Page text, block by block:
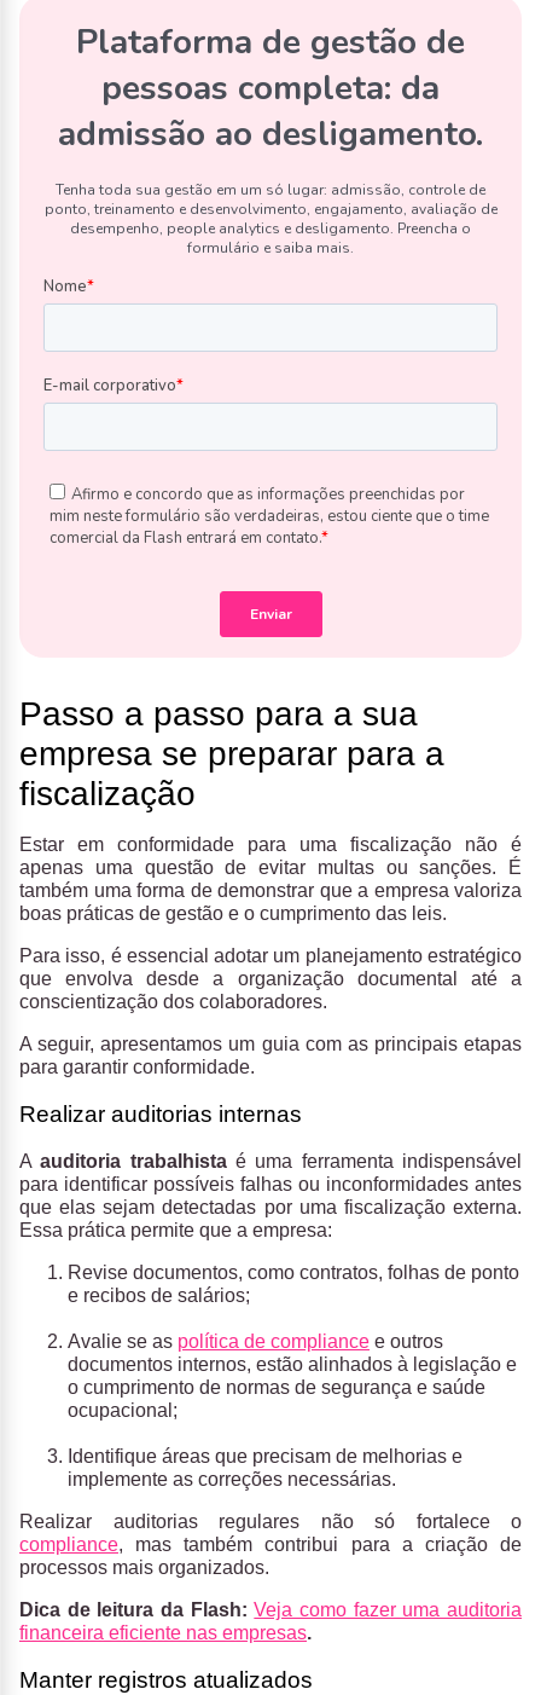
Passo a passo para a sua
empresa se preparar para a
fiscalização
Estar em conformidade para uma fiscalização não é
apenas uma questão de evitar multas ou sanções. É
também uma forma de demonstrar que a empresa valoriza
boas práticas de gestão e o cumprimento das leis.
Para isso, é essencial adotar um planejamento estratégico
que envolva desde a organização documental até a
conscientização dos colaboradores.
A seguir, apresentamos um guia com as principais etapas
para garantir conformidade.
Realizar auditorias internas
Aauditoria trabalhistaé uma ferramenta indispensável
para identificar possíveis falhas ou inconformidades antes
que elas sejam detectadas por uma fiscalização externa.
Essa prática permite que a empresa:
Revise documentos, como contratos, folhas de ponto
e recibos de salários;
Avalie se as política de compliance e outros
documentos internos, estão alinhados à legislação e
o cumprimento de normas de segurança e saúde
ocupacional;
Identifique áreas que precisam de melhorias e
implemente as correções necessárias.
Realizar auditorias regulares não só fortalece o
compliance, mas também contribui para a criação de
processos mais organizados.
Dica de leitura da Flash:Veja como fazer uma auditoria
financeira eficiente nas empresas.
Manter registros atualizados